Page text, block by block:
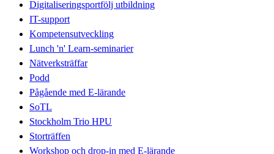
Digitaliseringsportfölj utbildning
IT-support
Kompetensutveckling
Lunch 'n' Learn-seminarier
Nätverksträffar
Podd
Pågående med E-lärande
SoTL
Stockholm Trio HPU
Storträffen
Workshop och drop-in med E-lärande